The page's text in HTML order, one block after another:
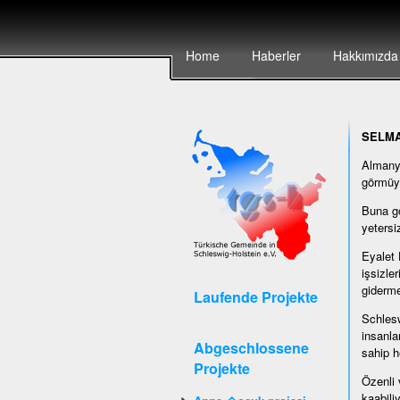
Home Haberler Hakkımızda
Laufende Projekte
Abgeschlossene
Projekte
Buna
Eyalet
sahip
Özenli